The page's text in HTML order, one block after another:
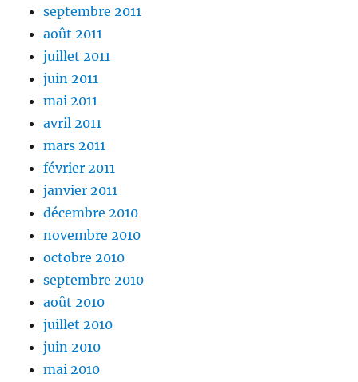
septembre 2011
août 2011
juillet 2011
juin 2011
mai 2011
avril 2011
mars 2011
février 2011
janvier 2011
décembre 2010
novembre 2010
octobre 2010
septembre 2010
août 2010
juillet 2010
juin 2010
mai 2010